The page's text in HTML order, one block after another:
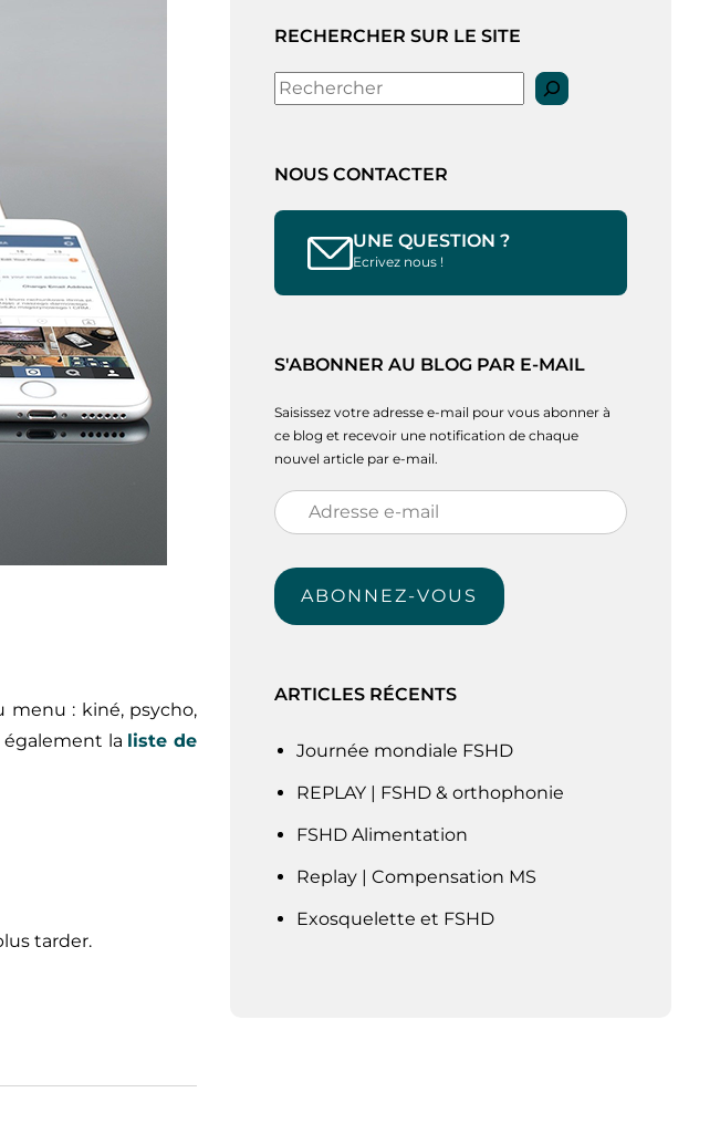
menu : kiné, psycho,
la liste de
tarder.
RECHERCHER SUR LE SITE
Rechercher
NOUS CONTACTER
UNE QUESTION ?
Ecrivez nous !
S'ABONNER AU BLOG PAR E-MAIL
Saisissez votre adresse e-mail pour vous abonner à
ce blog et recevoir une notification de chaque
nouvel article par e-mail.
Adresse
e-
mail
ABONNEZ-VOUS
ARTICLES RÉCENTS
Journée mondiale FSHD
REPLAY | FSHD & orthophonie
FSHD Alimentation
Replay | Compensation MS
Exosquelette et FSHD